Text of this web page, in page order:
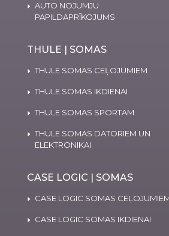
AUTO NOJUMJU
PAPILDAPRĪKOJUMS
THULE | SOMAS
THULE SOMAS CEĻOJUMIEM
THULE SOMAS IKDIENAI
THULE SOMAS SPORTAM
THULE SOMAS DATORIEM UN
ELEKTRONIKAI
CASE LOGIC | SOMAS
CASE LOGIC SOMAS
CASE LOGIC SOMAS IKDIENAI